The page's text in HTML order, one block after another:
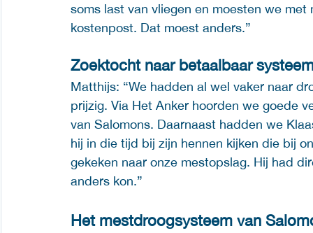
soms last van vliegen en moesten we
kostenpost. Dat moest anders.”
Zoektocht naar betaalbaar
Matthijs: “We hadden al wel vaker naar
prijzig. Via Het Anker hoorden we goede
van Salomons. Daarnaast hadden we
hij in die tijd bij zijn hennen kijken die bij
gekeken naar onze mestopslag. Hij had
anders kon.”
Het mestdroogsysteem van